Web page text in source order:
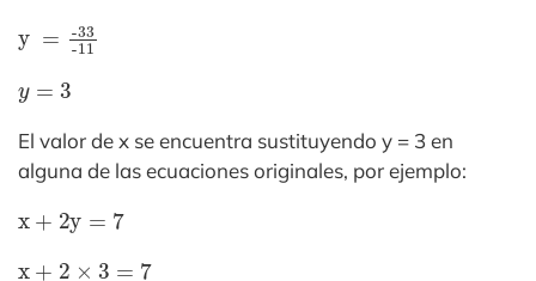
-33
El valor de x se encuentra sustituyendo y = 3 en
alguna de las ecuaciones originales, por ejemplo:
2y
× =7